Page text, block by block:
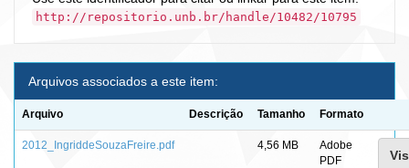
http://repositorio.unb.br/handle/10482/10795
Arquivos associados a este item:
Arquivo Descrição Tamanho Formato
2012_IngriddeSouzaFreire.pdf 4,56 MB
Adobe
PDF